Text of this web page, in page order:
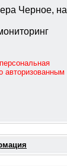
Черное, на
авторизованным